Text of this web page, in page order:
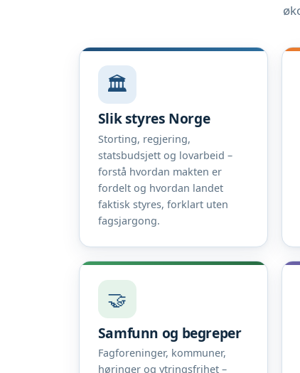
🏛️
Slik styres Norge
Storting, regjering,
statsbudsjett og lovarbeid –
forstå hvordan makten er
fordelt og hvordan landet
faktisk styres, forklart uten
fagsjargong.
🤝
Samfunn og begreper
Fagforeninger, kommuner,
høringer og ytringsfrihet –